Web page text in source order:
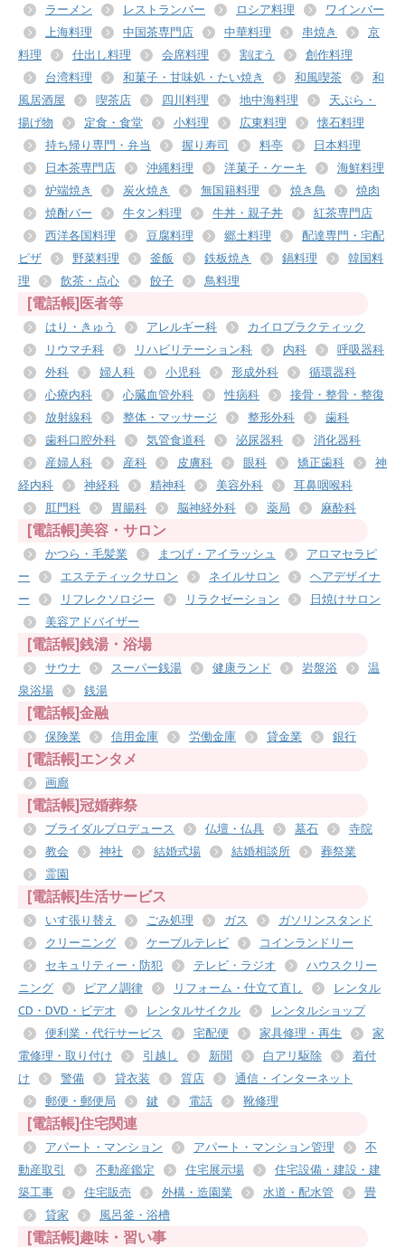
ラーメン
レストランバー ロシア料理
ワインバー
上海料理
中国茶専門店 中華料理 串焼き
京
料理
仕出し料理 会席料理 割ぽう
創作料理
台湾料理
和菓子・甘味処・たい焼き 和風喫茶
和
風居酒屋
喫茶店 四川料理 地中海料理
天ぷら・
揚げ物
定食・食堂 小料理 広東料理
懐石料理
持ち帰り専門・弁当
握り寿司 料亭
日本料理
日本茶専門店
沖縄料理 洋菓子・ケーキ
海鮮料理
炉端焼き
炭火焼き 無国籍料理 焼き鳥
焼肉
焼酎バー
牛タン料理 牛丼・親子丼
紅茶専門店
西洋各国料理
豆腐料理 郷土料理
配達専門・宅配
ピザ
野菜料理 釜飯 鉄板焼き 鍋料理
韓国料
理
飲茶・点心 餃子 鳥料理
[電話帳]医者等
はり・きゅう アレルギー科
カイロプラクティック
リウマチ科
リハビリテーション科 内科
呼吸器科
外科
婦人科 小児科 形成外科
循環器科
心療内科
心臓血管外科 性病科
接骨・整骨・整復
放射線科
整体・マッサージ 整形外科
歯科
歯科口腔外科
気管食道科 泌尿器科
消化器科
産婦人科
産科 皮膚科 眼科 矯正歯科
神
経内科
神経科 精神科 美容外科
耳鼻咽喉科
肛門科
胃腸科 脳神経外科 薬局 麻酔科
[電話帳]美容・サロン
かつら・毛髪業 まつげ・アイラッシュ
アロマセラピ
ー
エステティックサロン ネイルサロン
ヘアデザイナ
ー
リフレクソロジー リラクゼーション
日焼けサロン
美容アドバイザー
[電話帳]銭湯・浴場
サウナ スーパー銭湯 健康ランド 岩盤浴
温
泉浴場
銭湯
[電話帳]金融
保険業 信用金庫 労働金庫 貸金業 銀行
[電話帳]エンタメ
画廊
[電話帳]冠婚葬祭
ブライダルプロデュース 仏壇・仏具 墓石
寺院
教会
神社 結婚式場 結婚相談所
葬祭業
霊園
[電話帳]生活サービス
いす張り替え ごみ処理 ガス
ガソリンスタンド
クリーニング
ケーブルテレビ
コインランドリー
セキュリティー・防犯
テレビ・ラジオ
ハウスクリー
ニング
ピアノ調律 リフォーム・仕立て直し
レンタル
CD・DVD・ビデオ
レンタルサイクル
レンタルショップ
便利業・代行サービス
宅配便 家具修理・再生
家
電修理・取り付け
引越し 新聞 白アリ駆除
着付
け
警備 貸衣装 質店
通信・インターネット
郵便・郵便局
鍵 電話 靴修理
[電話帳]住宅関連
アパート・マンション アパート・マンション管理
不
動産取引
不動産鑑定 住宅展示場
住宅設備・建設・建
築工事
住宅販売 外構・造園業 水道・配水管
畳
貸家
風呂釜・浴槽
[電話帳]趣味・習い事